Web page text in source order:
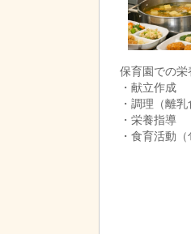
保育園での栄
・献立作成
・調理（離
・栄養指導
・食育活動
園児60名＋